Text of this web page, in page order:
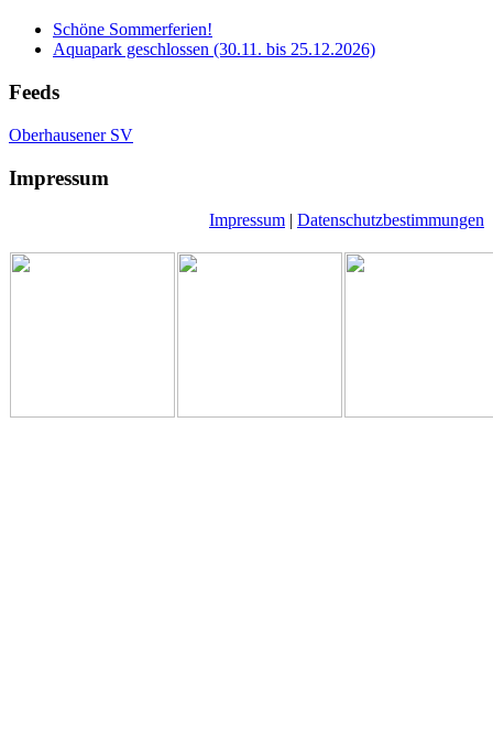
Schöne Sommerferien!
Aquapark geschlossen (30.11. bis 25.12.2026)
Feeds
Oberhausener SV
Impressum
Impressum | Datenschutzbestimmungen